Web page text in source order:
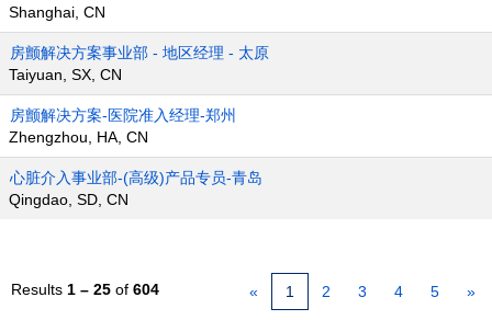
Shanghai, CN
房颤解决方案事业部 - 地区经理 - 太原
Taiyuan, SX, CN
房颤解决方案-医院准入经理-郑州
Zhengzhou, HA, CN
心脏介入事业部-(高级)产品专员-青岛
Qingdao, SD, CN
Results 1 – 25 of 604 « 1 2 3 4 5 »